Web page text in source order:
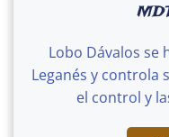
Lobo Dávalos se
Leganés y controla
el control y